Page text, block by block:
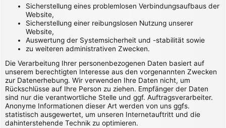
Sicherstellung eines problemlosen Verbindungsaufbaus der
Website,
Sicherstellung einer reibungslosen Nutzung unserer
Website,
Auswertung der Systemsicherheit und -stabilität sowie
zu weiteren administrativen Zwecken.
Die Verarbeitung Ihrer personenbezogenen Daten basiert auf
unserem berechtigten Interesse aus den vorgenannten Zwecken
zur Datenerhebung. Wir verwenden Ihre Daten nicht, um
Rückschlüsse auf Ihre Person zu ziehen. Empfänger der Daten
sind nur die verantwortliche Stelle und ggf. Auftragsverarbeiter.
Anonyme Informationen dieser Art werden von uns ggfs.
statistisch ausgewertet, um unseren Internetauftritt und die
dahinterstehende Technik zu optimieren.